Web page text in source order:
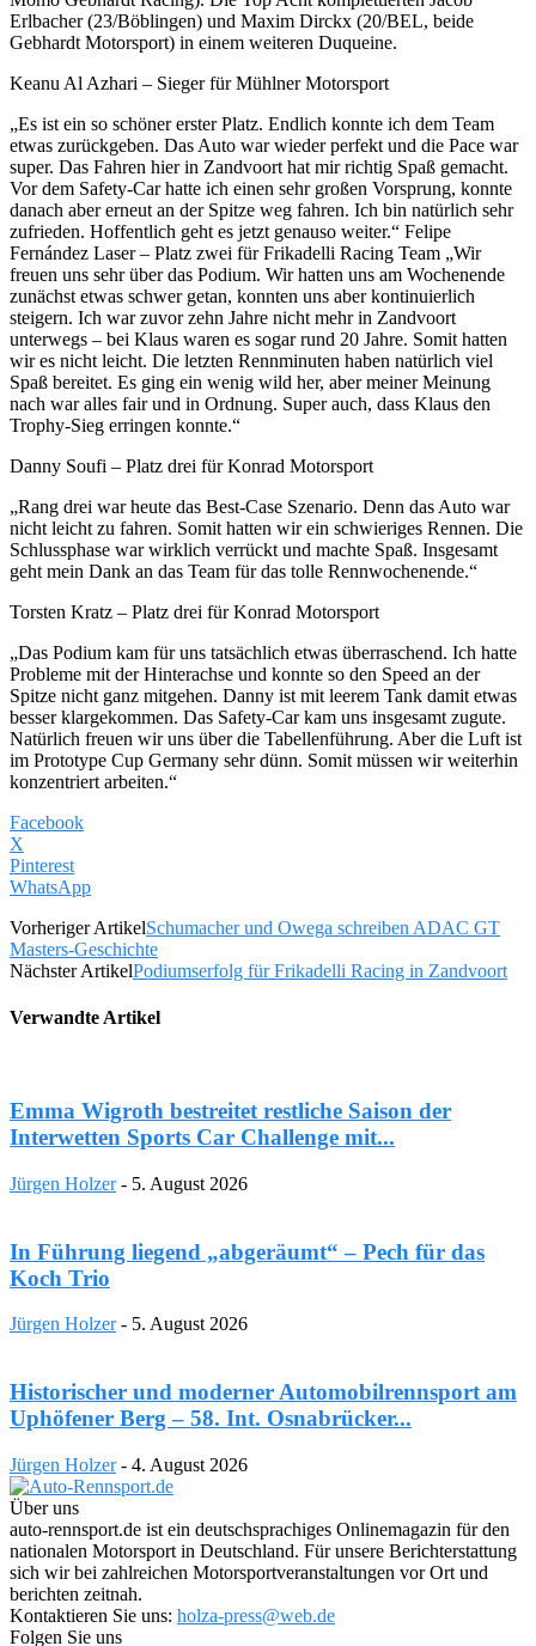
Erlbacher (23/Böblingen) und Maxim Dirckx (20/BEL, beide
Gebhardt Motorsport) in einem weiteren Duqueine.
Keanu Al Azhari – Sieger für Mühlner Motorsport
„Es ist ein so schöner erster Platz. Endlich konnte ich dem Team
etwas zurückgeben. Das Auto war wieder perfekt und die Pace war
super. Das Fahren hier in Zandvoort hat mir richtig Spaß gemacht.
Vor dem Safety-Car hatte ich einen sehr großen Vorsprung, konnte
danach aber erneut an der Spitze weg fahren. Ich bin natürlich sehr
zufrieden. Hoffentlich geht es jetzt genauso weiter.“ Felipe
Fernández Laser – Platz zwei für Frikadelli Racing Team „Wir
freuen uns sehr über das Podium. Wir hatten uns am Wochenende
zunächst etwas schwer getan, konnten uns aber kontinuierlich
steigern. Ich war zuvor zehn Jahre nicht mehr in Zandvoort
unterwegs – bei Klaus waren es sogar rund 20 Jahre. Somit hatten
wir es nicht leicht. Die letzten Rennminuten haben natürlich viel
Spaß bereitet. Es ging ein wenig wild her, aber meiner Meinung
nach war alles fair und in Ordnung. Super auch, dass Klaus den
Trophy-Sieg erringen konnte.“
Danny Soufi – Platz drei für Konrad Motorsport
„Rang drei war heute das Best-Case Szenario. Denn das Auto war
nicht leicht zu fahren. Somit hatten wir ein schwieriges Rennen. Die
Schlussphase war wirklich verrückt und machte Spaß. Insgesamt
geht mein Dank an das Team für das tolle Rennwochenende.“
Torsten Kratz – Platz drei für Konrad Motorsport
„Das Podium kam für uns tatsächlich etwas überraschend. Ich hatte
Probleme mit der Hinterachse und konnte so den Speed an der
Spitze nicht ganz mitgehen. Danny ist mit leerem Tank damit etwas
besser klargekommen. Das Safety-Car kam uns insgesamt zugute.
Natürlich freuen wir uns über die Tabellenführung. Aber die Luft ist
im Prototype Cup Germany sehr dünn. Somit müssen wir weiterhin
konzentriert arbeiten.“
Facebook
X
Pinterest
WhatsApp
Vorheriger ArtikelSchumacher und Owega schreiben ADAC GT
Masters-Geschichte
Nächster ArtikelPodiumserfolg für Frikadelli Racing in Zandvoort
Verwandte Artikel
Emma Wigroth bestreitet restliche Saison der
Interwetten Sports Car Challenge mit...
Jürgen Holzer - 5. August 2026
In Führung liegend „abgeräumt“ – Pech für das
Koch Trio
Jürgen Holzer - 5. August 2026
Historischer und moderner Automobilrennsport am
Uphöfener Berg – 58. Int. Osnabrücker...
Jürgen Holzer - 4. August 2026
Über uns
auto-rennsport.de ist ein deutschsprachiges Onlinemagazin für den
nationalen Motorsport in Deutschland. Für unsere Berichterstattung
sich wir bei zahlreichen Motorsportveranstaltungen vor Ort und
berichten zeitnah.
Kontaktieren Sie uns: holza-press@web.de
Folgen Sie uns